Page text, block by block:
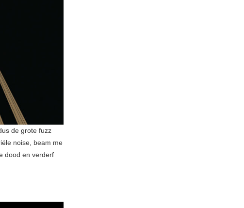
de grote fuzz
noise, beam me
dood en verderf